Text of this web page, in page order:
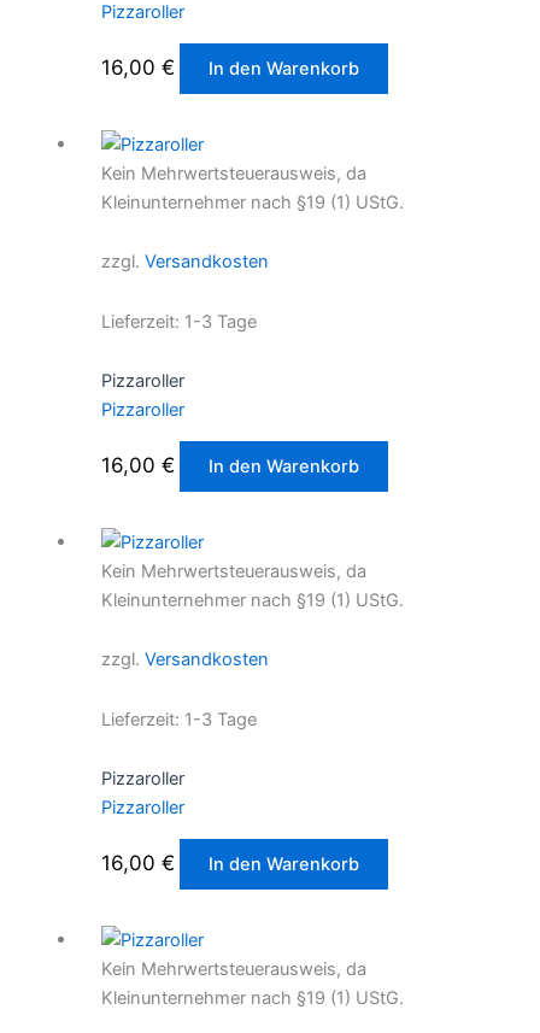
Pizzaroller
16,00 € In den Warenkorb
Kein Mehrwertsteuerausweis, da
Kleinunternehmer nach §19 (1) UStG.
zzgl. Versandkosten
Lieferzeit: 1-3 Tage
Pizzaroller
Pizzaroller
16,00 € In den Warenkorb
Kein Mehrwertsteuerausweis, da
Kleinunternehmer nach §19 (1) UStG.
zzgl. Versandkosten
Lieferzeit: 1-3 Tage
Pizzaroller
Pizzaroller
16,00 € In den Warenkorb
Kein Mehrwertsteuerausweis, da
Kleinunternehmer nach §19 (1) UStG.